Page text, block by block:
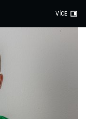
VÍCE